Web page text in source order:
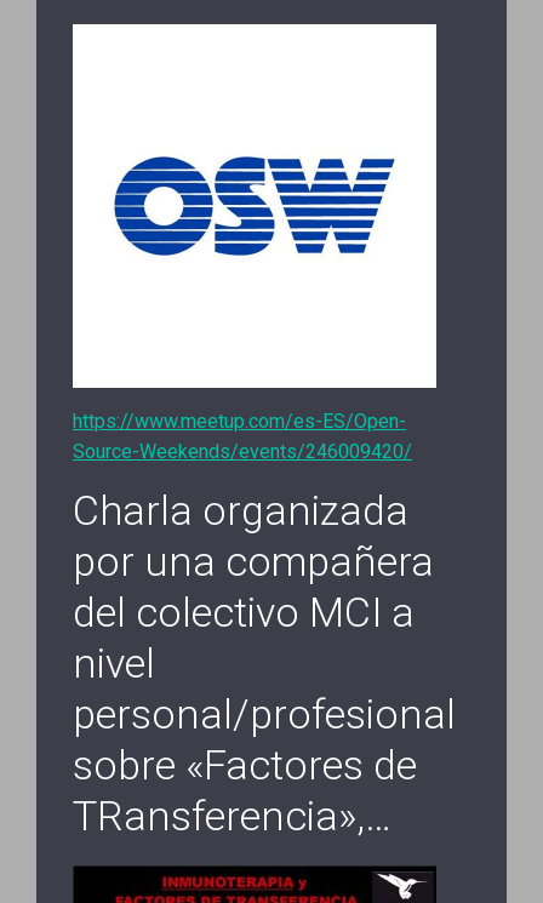
https://www.meetup.com/es-ES/Open-
Source-Weekends/events/246009420/
Charla organizada
por una compañera
del colectivo MCI a
nivel
personal/profesional
sobre «Factores de
TRansferencia»,…